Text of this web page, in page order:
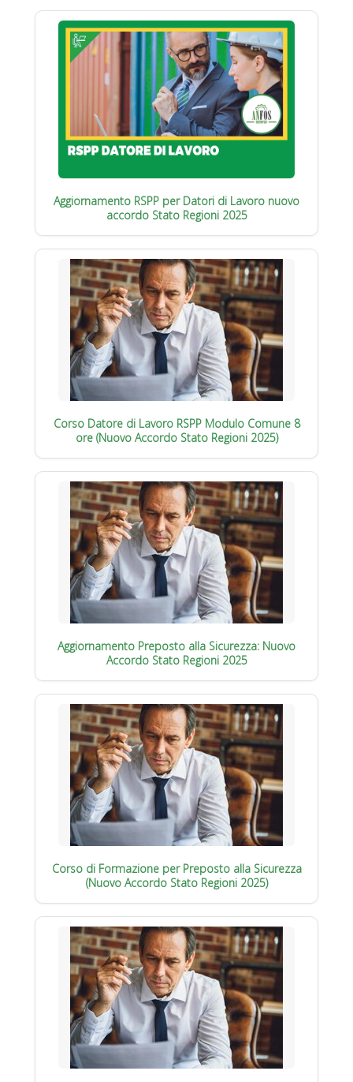
Aggiornamento RSPP per Datori di Lavoro nuovo
accordo Stato Regioni 2025
Corso Datore di Lavoro RSPP Modulo Comune 8
ore (Nuovo Accordo Stato Regioni 2025)
Aggiornamento Preposto alla Sicurezza: Nuovo
Accordo Stato Regioni 2025
Corso di Formazione per Preposto alla Sicurezza
(Nuovo Accordo Stato Regioni 2025)